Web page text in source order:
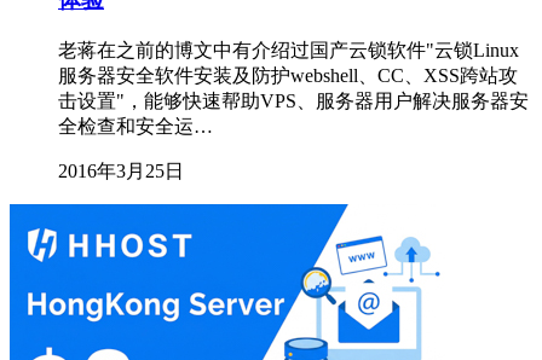
老蒋在之前的博文中有介绍过国产云锁软件"云锁Linux
服务器安全软件安装及防护webshell、CC、XSS跨站攻
击设置"，能够快速帮助VPS、服务器用户解决服务器安
全检查和安全运…
2016年3月25日